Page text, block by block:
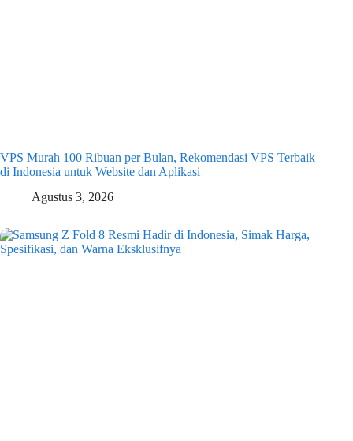
VPS Murah 100 Ribuan per Bulan, Rekomendasi VPS Terbaik
di Indonesia untuk Website dan Aplikasi
Agustus 3, 2026